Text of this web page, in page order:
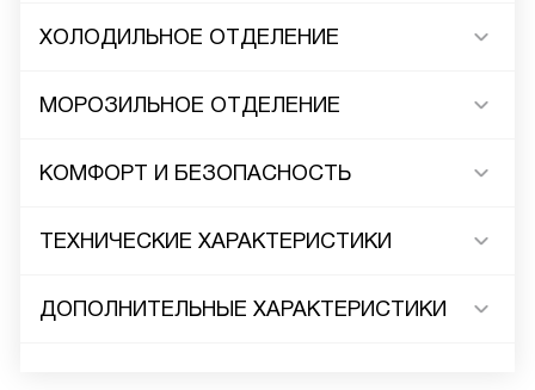
ХОЛОДИЛЬНОЕ ОТДЕЛЕНИЕ
МОРОЗИЛЬНОЕ ОТДЕЛЕНИЕ
КОМФОРТ И БЕЗОПАСНОСТЬ
ТЕХНИЧЕСКИЕ ХАРАКТЕРИСТИКИ
ДОПОЛНИТЕЛЬНЫЕ ХАРАКТЕРИСТИКИ